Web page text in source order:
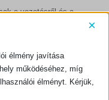
a vezetésről és a
igazgatója (2003-
állandóan tele volt a
után évi 900-ról
héten belül több
maradt ezen kívül –
Egy ideig a
×
élmény javítása
működéséhez, míg
élményt. Kérjük,